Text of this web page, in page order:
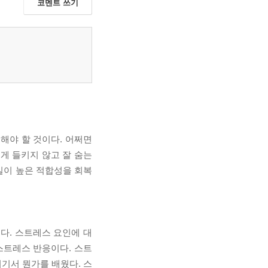
코멘트 쓰기
야 할 것이다. 어쩌면
들키지 않고 잘 숨는
높은 적합성을 회복
. 스트레스 요인에 대
레스 반응이다. 스트
서 뭔가를 배웠다. 스